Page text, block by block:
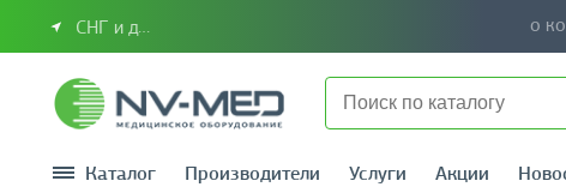
СНГ и другие страны О
Каталог Производители Услуги Акции